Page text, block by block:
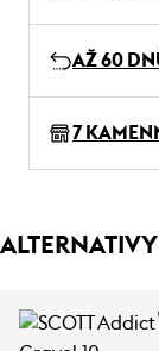
AŽ 60
7
ALTERNATIVY